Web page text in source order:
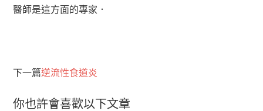
醫師是這方面的專家．
下一篇逆流性食道炎
你也許會喜歡以下文章